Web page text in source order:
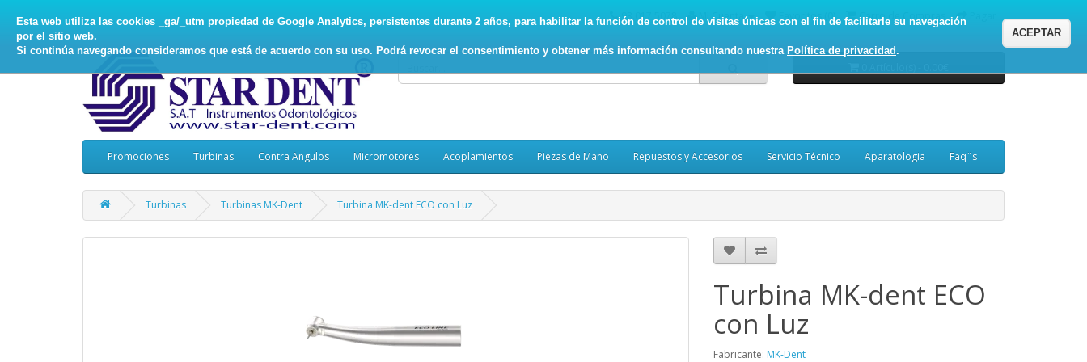
Esta web utiliza las cookies _ga/_utm propiedad de Google Analytics, persistentes durante 2 años, para habilitar la función de control de visitas únicas con el fin de facilitarle su navegación
por el sitio web.
Si continúa navegando consideramos que está de acuerdo con su uso. Podrá revocar el consentimiento y obtener más información consultando nuestra Política de privacidad.
ACEPTAR
93.017.5078 Mi Cuenta Favoritos (0) Carro de Compras
Promociones Turbinas Contra Angulos Micromotores Acoplamientos Piezas de Mano Repuestos y Accesorios Servicio Técnico Aparatologia Faq¨s
Turbinas Turbinas MK-Dent Turbina MK-dent ECO con Luz
Turbina MK-dent ECO
con Luz
Fabricante: MK-Dent